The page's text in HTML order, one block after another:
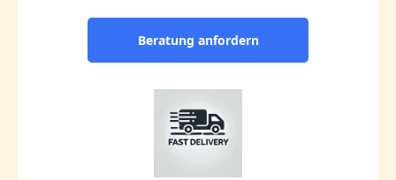
Beratung anfordern